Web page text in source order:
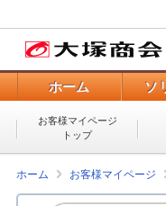
ホーム ソ
お客様マイページ
トップ
ホーム お客様マイページ